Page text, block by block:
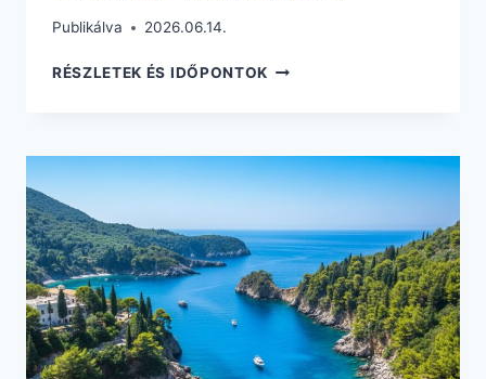
Publikálva 2026.06.14.
RÉSZLETEK ÉS IDŐPONTOK 103.960
HETES
KORFU
REPÜLŐJEGY
+
HOTEL
REGGELIVEL